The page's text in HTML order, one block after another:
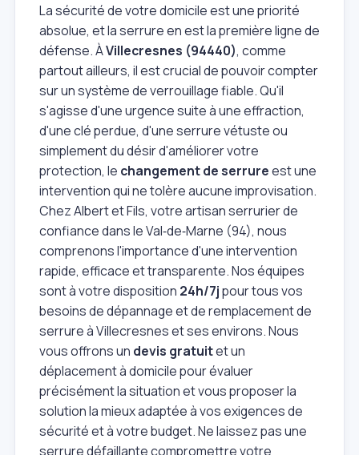
La sécurité de votre domicile est une priorité
absolue, et la serrure en est la première ligne de
défense. ÀVillecresnes (94440), comme
partout ailleurs, il est crucial de pouvoir compter
sur un système de verrouillage fiable. Qu'il
s'agisse d'une urgence suite à une effraction,
d'une clé perdue, d'une serrure vétuste ou
simplement du désir d'améliorer votre
protection, le changement de serrureest une
intervention qui ne tolère aucune improvisation.
Chez Albert et Fils, votre artisan serrurier de
confiance dans le Val‑de‑Marne (94), nous
comprenons l'importance d'une intervention
rapide, efficace et transparente. Nos équipes
sont à votre disposition 24h/7jpour tous vos
besoins de dépannage et de remplacement de
serrure à Villecresnes et ses environs. Nous
vous offrons un devis gratuitet un
déplacement à domicile pour évaluer
précisément la situation et vous proposer la
solution la mieux adaptée à vos exigences de
sécurité et à votre budget. Ne laissez pas une
serrure défaillante compromettre votre